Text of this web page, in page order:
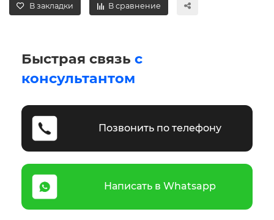
В закладки В сравнение
Быстрая связь с
консультантом
Позвонить по телефону
Написать в Whatsapp